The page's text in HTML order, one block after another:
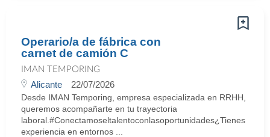
Operario/a de fábrica con
carnet de camión C
IMAN TEMPORING
Alicante 22/07/2026
Desde IMAN Temporing, empresa especializada en RRHH,
queremos acompañarte en tu trayectoria
laboral.#Conectamoseltalentoconlasoportunidades¿Tienes
experiencia en entornos ...